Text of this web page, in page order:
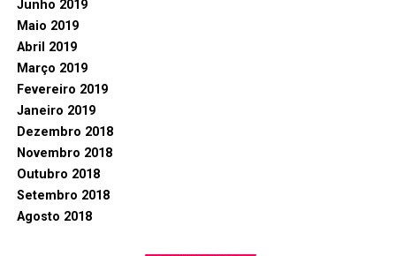
Junho 2019
Maio 2019
Abril 2019
Março 2019
Fevereiro 2019
Janeiro 2019
Dezembro 2018
Novembro 2018
Outubro 2018
Setembro 2018
Agosto 2018